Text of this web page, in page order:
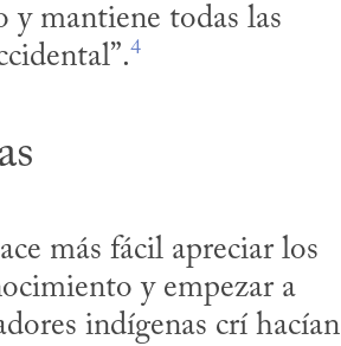
y mantiene todas las
4
más fácil apreciar los
y empezar a
indígenas crí hacían